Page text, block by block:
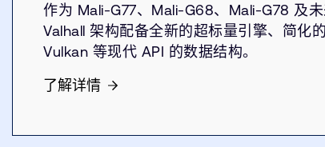
作为 Mali-G77、Mali-G68、Mali-G78 及未
Valhall 架构配备全新的超标量引擎、简化
Vulkan 等现代 API 的数据结构。
了解详情